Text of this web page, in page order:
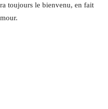
toujours le bienvenu, en fait